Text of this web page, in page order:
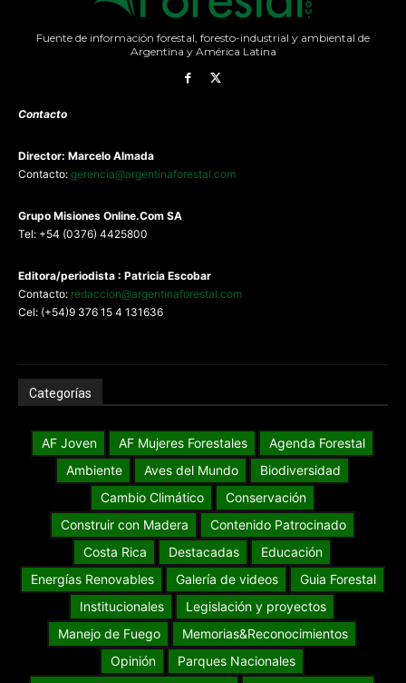
Fuente de información forestal, foresto-industrial y ambiental de
Argentina y América Latina
Contacto
Director: Marcelo Almada
Contacto: gerencia@argentinaforestal.com
Grupo Misiones Online.Com SA
Tel: +54 (0376) 4425800
Editora/periodista : Patricia Escobar
Contacto: redaccion@argentinaforestal.com
Cel: (+54)9 376 15 4 131636
Categorías
AF Joven AF Mujeres Forestales
Agenda Forestal
Ambiente
Aves del Mundo
Biodiversidad
Cambio Climático
Conservación
Construir con Madera
Contenido Patrocinado
Costa Rica
Destacadas
Educación
Energías Renovables
Galería de videos
Guia Forestal
Institucionales
Legislación y proyectos
Manejo de Fuego
Memorias&Reconocimientos
Opinión
Parques Nacionales